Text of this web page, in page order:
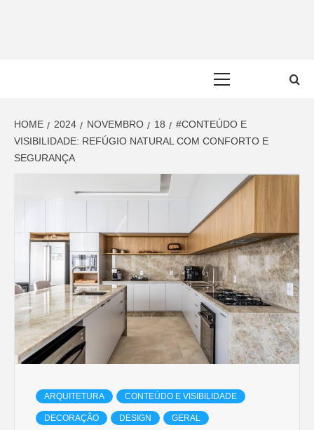
HOME 2024 NOVEMBRO 18
#CONTEÚDO E
VISIBILIDADE: REFÚGIO NATURAL COM CONFORTO E
SEGURANÇA
ARQUITETURA CONTEÚDO E VISIBILIDADE
DECORAÇÃO DESIGN GERAL